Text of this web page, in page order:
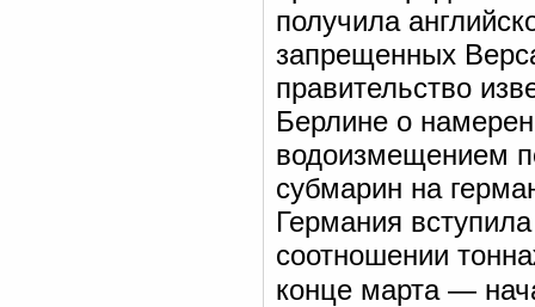
получила
запрещенных
правительство
Берлине о
водоизмещением
субмарин на
Германия
соотношении
конце марта —